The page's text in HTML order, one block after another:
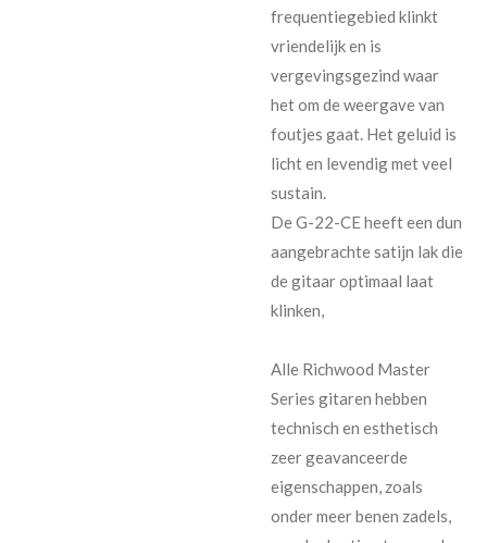
frequentiegebied klinkt
vriendelijk en is
vergevingsgezind waar
het om de weergave van
foutjes gaat. Het geluid is
licht en levendig met veel
sustain.
De G-22-CE heeft een dun
aangebrachte satijn lak die
de gitaar optimaal laat
klinken,
Alle Richwood Master
Series gitaren hebben
technisch en esthetisch
zeer geavanceerde
eigenschappen, zoals
onder meer benen zadels,